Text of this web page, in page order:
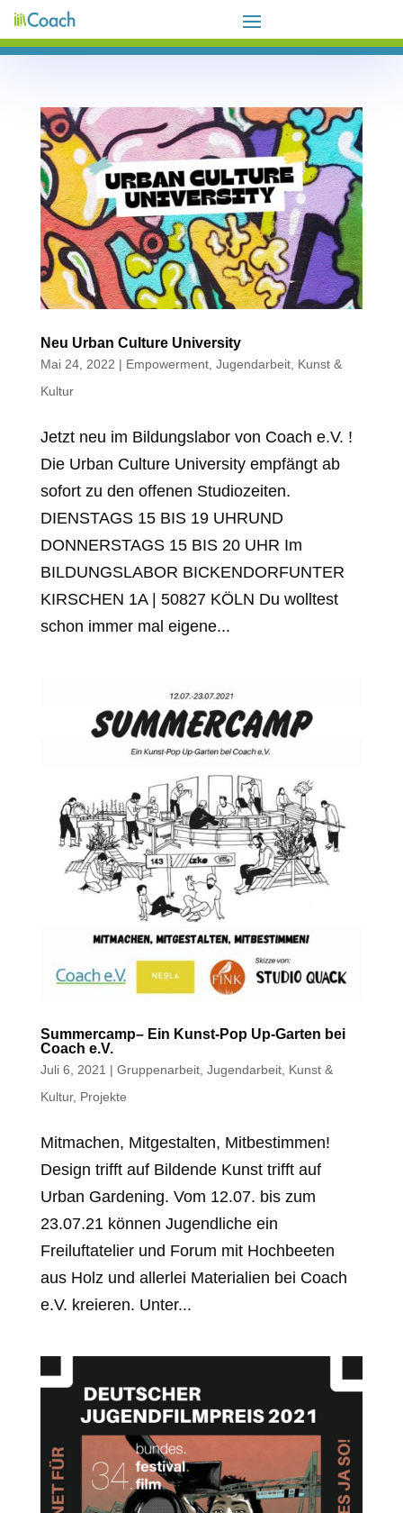
Neu Urban Culture University
Mai 24, 2022 | Empowerment, Jugendarbeit, Kunst &
Kultur
Jetzt neu im Bildungslabor von Coach e.V. !
Die Urban Culture University empfängt ab
sofort zu den offenen Studiozeiten.
DIENSTAGS 15 BIS 19 UHRUND
DONNERSTAGS 15 BIS 20 UHR Im
BILDUNGSLABOR BICKENDORFUNTER
KIRSCHEN 1A | 50827 KÖLN Du wolltest
schon immer mal eigene...
Summercamp– Ein Kunst-Pop Up-Garten bei
Coach e.V.
Juli 6, 2021 | Gruppenarbeit, Jugendarbeit, Kunst &
Kultur, Projekte
Mitmachen, Mitgestalten, Mitbestimmen!
Design trifft auf Bildende Kunst trifft auf
Urban Gardening. Vom 12.07. bis zum
23.07.21 können Jugendliche ein
Freiluftatelier und Forum mit Hochbeeten
aus Holz und allerlei Materialien bei Coach
e.V. kreieren. Unter...